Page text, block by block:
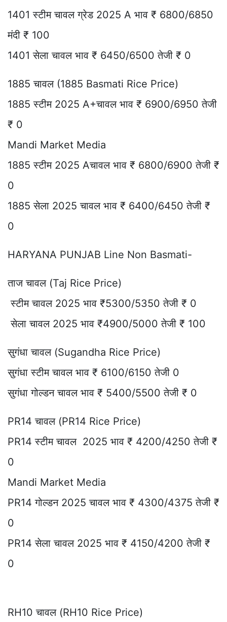
1401 स्टीम चावल ग्रेड 2025 A भाव ₹ 6800/6850
मंदी ₹ 100
1401 सेला चावल भाव ₹ 6450/6500 तेजी ₹ 0
1885 चावल (1885 Basmati Rice Price)
1885 स्टीम 2025 A+चावल भाव ₹ 6900/6950 तेजी
₹ 0
Mandi Market Media
1885 स्टीम 2025 Aचावल भाव ₹ 6800/6900 तेजी ₹
0
1885 सेला 2025 चावल भाव ₹ 6400/6450 तेजी ₹
0
HARYANA PUNJAB Line Non Basmati-
ताज चावल (Taj Rice Price)
स्टीम चावल 2025 भाव ₹5300/5350 तेजी ₹ 0
सेला चावल 2025 भाव ₹4900/5000 तेजी ₹ 100
सुगंधा चावल (Sugandha Rice Price)
सुगंधा स्टीम चावल भाव ₹ 6100/6150 तेजी 0
सुगंधा गोल्डन चावल भाव ₹ 5400/5500 तेजी ₹ 0
PR14 चावल (PR14 Rice Price)
PR14 स्टीम चावल 2025 भाव ₹ 4200/4250 तेजी ₹
0
Mandi Market Media
PR14 गोल्डन 2025 चावल भाव ₹ 4300/4375 तेजी ₹
0
PR14 सेला चावल 2025 भाव ₹ 4150/4200 तेजी ₹
0
RH10 चावल (RH10 Rice Price)